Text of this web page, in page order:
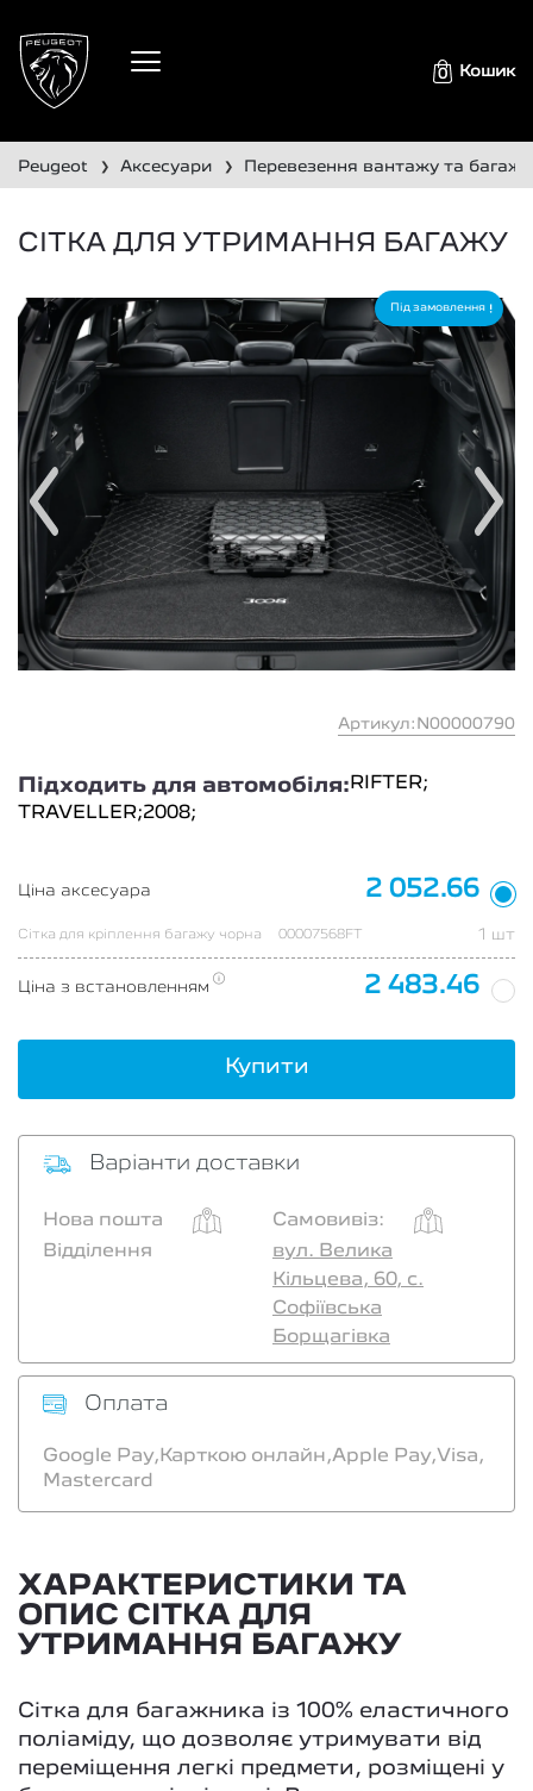
0 Кошик
peugeot ❯ аксесуари ❯ перевезення вантажу та
СІТКА ДЛЯ УТРИМАННЯ БАГАЖУ
Під замовлення
Артикул:N00000790
Підходить для автомобіля: RIFTER;
TRAVELLER;2008;
Ціна аксесуара 2 052.66
Сітка для кріплення багажу чорна 00007568FT 1 шт
Ціна з встановленням 2 483.46
Купити
Варіанти доставки
Нова пошта
Самовивіз:
Відділення
вул. Велика
Кільцева, 60, с.
Софіївська
Борщагівка
Оплата
Google Pay, Карткою онлайн,Apple Pay,Visa,
Mastercard
ХАРАКТЕРИСТИКИ ТА
ОПИС СІТКА ДЛЯ
УТРИМАННЯ БАГАЖУ
Сітка для багажника із 100% еластичного
поліаміду, що дозволяє утримувати від
переміщення легкі предмети, розміщені у